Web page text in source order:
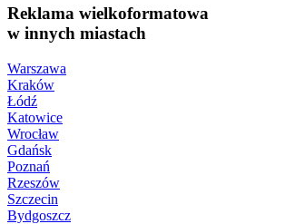
Reklama wielkoformatowa
w innych miastach
Warszawa
Kraków
Łódź
Katowice
Wrocław
Gdańsk
Poznań
Rzeszów
Szczecin
Bydgoszcz